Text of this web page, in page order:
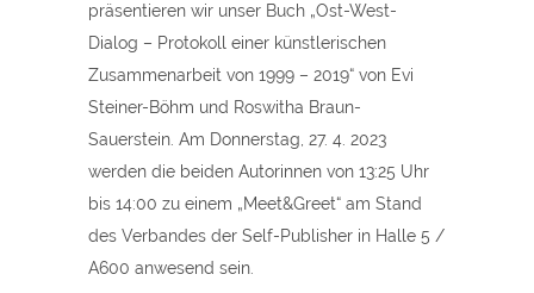
präsentieren wir unser Buch „Ost-West-
Dialog – Protokoll einer künstlerischen
Zusammenarbeit von 1999 – 2019“ von Evi
Steiner-Böhm und Roswitha Braun-
Sauerstein. Am Donnerstag, 27. 4. 2023
werden die beiden Autorinnen von 13:25 Uhr
bis 14:00 zu einem „Meet&Greet“ am Stand
des Verbandes der Self-Publisher in Halle 5 /
A600 anwesend sein.